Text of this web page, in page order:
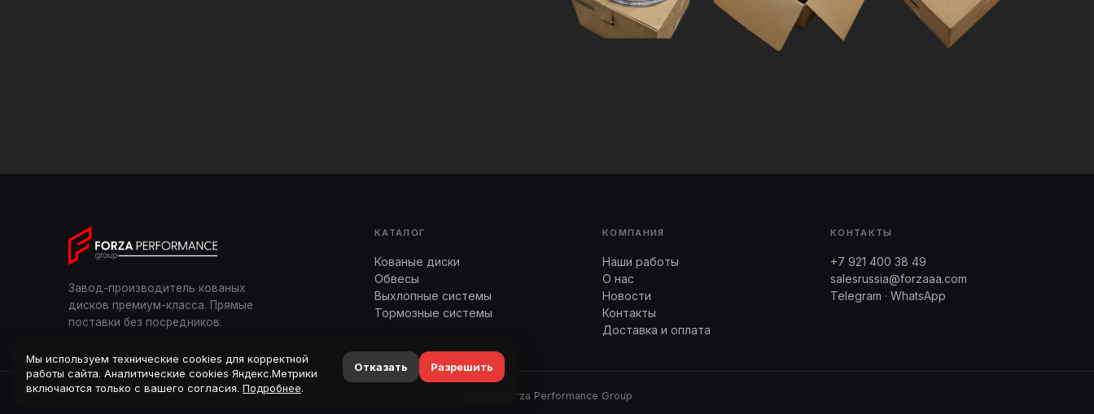
Завод-производитель кованых
дисков премиум-класса. Прямые
поставки без посредников.
КАТАЛОГ
Кованые диски
Обвесы
Выхлопные системы
Тормозные системы
КОМПАНИЯ
Наши работы
О нас
Новости
Контакты
Доставка и оплата
КОНТАКТЫ
+7 921 400 38 49
salesrussia@forzaaa.com
Telegram · WhatsApp
© 2026 Forza Performance Group
Мы используем технические cookies для корректной
работы сайта. Аналитические cookies Яндекс.Метрики
включаются только с вашего согласия. Подробнее.
Отказать Разрешить